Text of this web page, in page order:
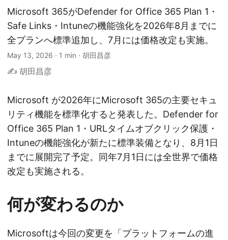
Microsoft 365がDefender for Office 365 Plan 1・
Safe Links・Intuneの機能強化を2026年8月までに
全プランへ標準追加し、7月には価格改定も実施。
May 13, 2026 · 1 min · 胡田昌彦
✍️ 胡田昌彦
Microsoft が2026年にMicrosoft 365の主要セキュ
リティ機能を標準化すると発表した。Defender for
Office 365 Plan 1・URLタイムオブクリック保護・
Intuneの機能強化が新たに標準装備となり、8月1日
までに展開完了予定。同年7月1日には全世界で価格
改定も実施される。
何が変わるのか
Microsoftは今回の変更を「プラットフォームの進